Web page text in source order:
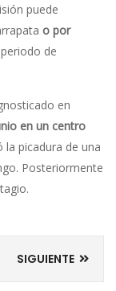
puede
o por
de
en
en un centro
picadura de una
Posteriormente
SIGUIENTE